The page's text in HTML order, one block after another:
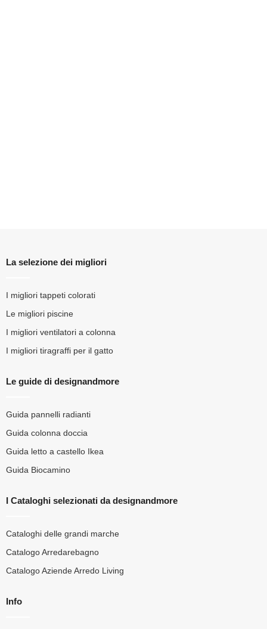
La selezione dei migliori
I migliori tappeti colorati
Le migliori piscine
I migliori ventilatori a colonna
I migliori tiragraffi per il gatto
Le guide di designandmore
Guida pannelli radianti
Guida colonna doccia
Guida letto a castello Ikea
Guida Biocamino
I Cataloghi selezionati da designandmore
Cataloghi delle grandi marche
Catalogo Arredarebagno
Catalogo Aziende Arredo Living
Info